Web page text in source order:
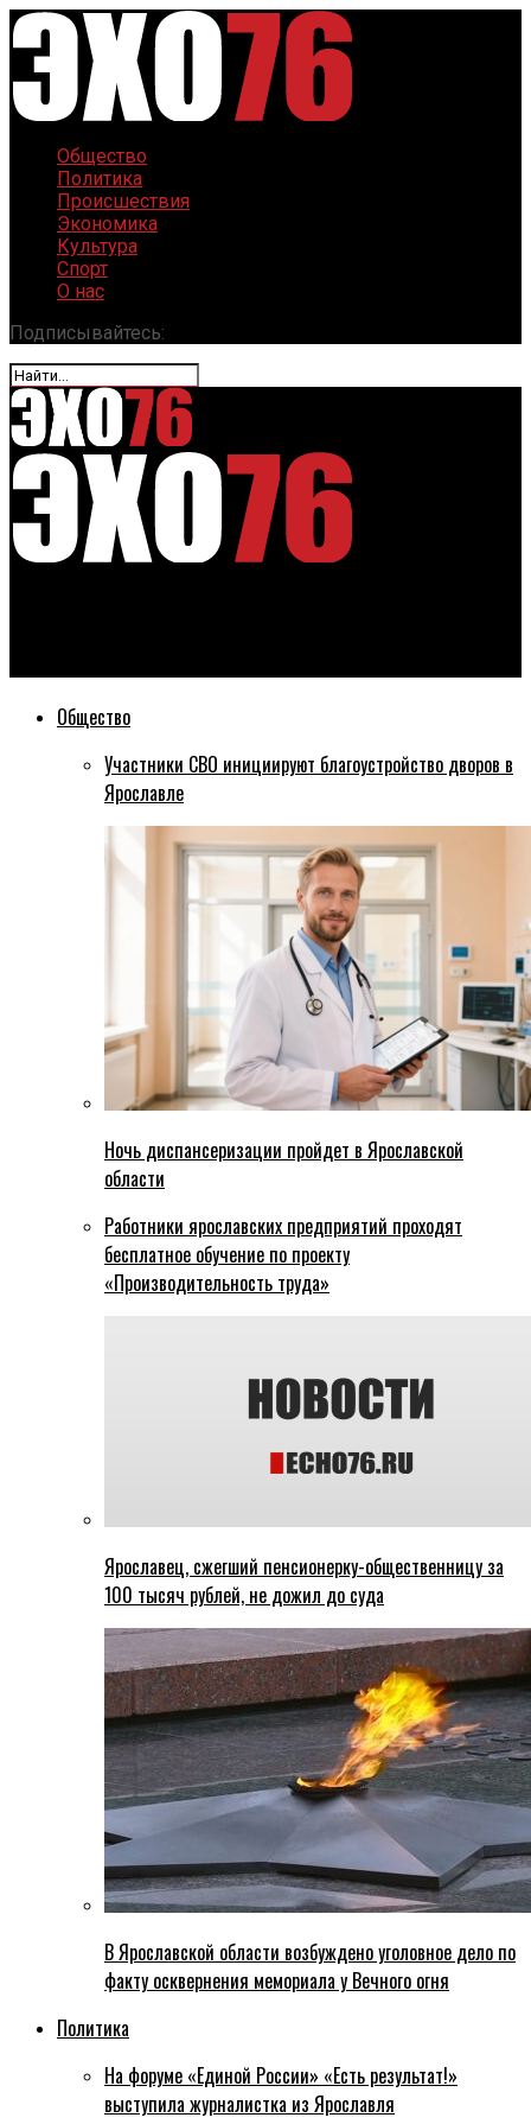
Общество
Политика
Происшествия
Экономика
Культура
Спорт
О нас
Подписывайтесь:
Общество
Участники СВО инициируют благоустройство дворов в
Ярославле
Ночь диспансеризации пройдет в Ярославской
области
Работники ярославских предприятий проходят
бесплатное обучение по проекту
«Производительность труда»
Ярославец, сжегший пенсионерку-общественницу за
100 тысяч рублей, не дожил до суда
В Ярославской области возбуждено уголовное дело по
факту осквернения мемориала у Вечного огня
Политика
На форуме «Единой России» «Есть результат!»
выступила журналистка из Ярославля